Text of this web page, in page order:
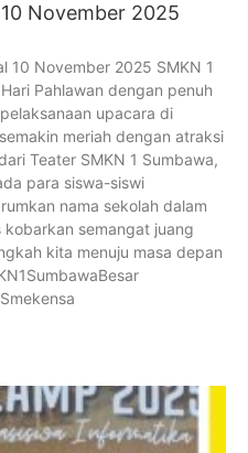
November 2025
10 November 2025 SMKN 1
Pahlawan dengan penuh
upacara di
meriah dengan atraksi
Teater SMKN 1 Sumbawa,
para siswa-siswi
nama sekolah dalam
semangat juang
kita menuju masa depan